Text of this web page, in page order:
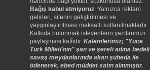
Bağış kabul etmiyoruz. Yalnızca reklam
gelirleri, sitenin geliştirilmesi ve
yaygınlaştırılması maksatlı kullanılmaktadır.
Katkıda bulunmak isteyenlerin yazılarımızı
paylaşması kafîidir. Kalemlerimiz; "Yüce
Türk Milleti'nin" şan ve şerefi adına bedeli
savaş meydanlarında akan şüheda ile
ödenerek, ebed müddet satın alınmıştır.